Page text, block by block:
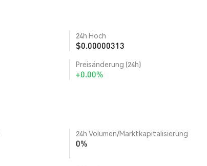
24h Hoch
$0.00000313
Preisänderung (24h)
+0.00%
24h Volumen/Marktkapitalisierung
0%